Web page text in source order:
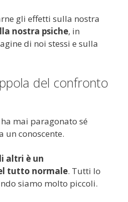
gli effetti sulla nostra
nostra psiche, in
di noi stessi e sulla
del confronto
mai paragonato sé
un conoscente.
altri è un
tutto normale. Tutti lo
siamo molto piccoli.